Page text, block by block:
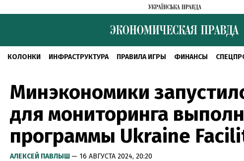
КОЛОНКИ ИНФРАСТРУКТУРА ПРАВИЛА ИГРЫ ФИНАНСЫ
Минэкономики
для мониторинга
программы Ukraine
АЛЕКСЕЙ ПАВЛЫШ — 16 АВГУСТА 2024, 20:20